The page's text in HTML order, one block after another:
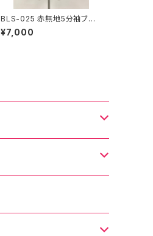
BLS-025 赤無地5分袖ブラ
ウス
¥7,000